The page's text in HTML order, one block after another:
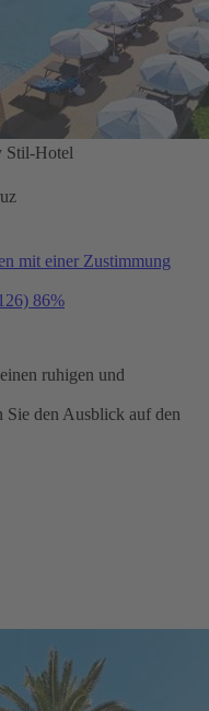
Hotel
mit einer Zustimmung
86%
ruhigen und
Sie den Ausblick auf den